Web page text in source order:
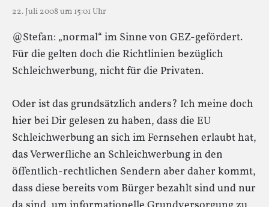
22. Juli 2008 um 15:01 Uhr
@Stefan: „normal“ im Sinne von GEZ-gefördert.
Für die gelten doch die Richtlinien bezüglich
Schleichwerbung, nicht für die Privaten.
Oder ist das grundsätzlich anders? Ich meine doch
hier bei Dir gelesen zu haben, dass die EU
Schleichwerbung an sich im Fernsehen erlaubt hat,
das Verwerfliche an Schleichwerbung in den
öffentlich-rechtlichen Sendern aber daher kommt,
dass diese bereits vom Bürger bezahlt sind und nur